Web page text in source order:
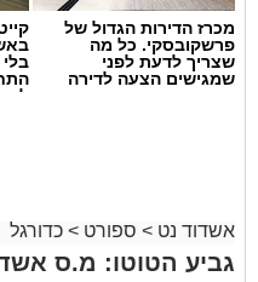
צילום: מ.ס אשדוד
בית ד’ של גביע הטוטו
כשממאטה הוא זה שכבש. בשלב
מכרז הדירות הגדול של
פרשקובסקי. כל מה
שצריך לדעת לפני
שמגישים הצעה לדירה
אשדוד נט > ספורט > כדורגל
גביע הטוטו: מ.ס